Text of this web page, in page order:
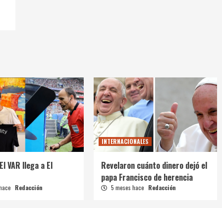
VAR llega a El
Redacción
INTERNACIONALES
Revelaron cuánto dinero dejó el
papa Francisco de herencia
5 meses hace Redacción